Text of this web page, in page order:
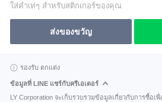
ใส่คำเท่ๆ สำหรับสติกเกอร์ของคุณ
ส่งของขวัญ
รองรับ ตกแต่ง
ข้อมูลที่ LINE แชร์กับครีเอเตอร์
LY Corporation จะเก็บรวบรวมข้อมูลเกี่ยวกับการซื้อเ